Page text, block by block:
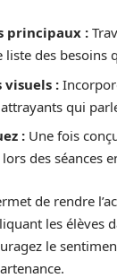
principaux :
des besoins
visuels :
qui
: Une fois
des séances
de rendre
les élèves
le